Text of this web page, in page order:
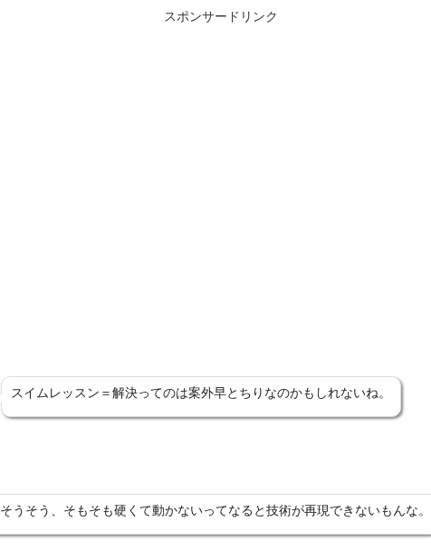
スポンサードリンク
スイムレッスン＝解決ってのは案外早とちりなのかもしれないね。
そうそう、そもそも硬くて動かないってなると技術が再現できないもんな。